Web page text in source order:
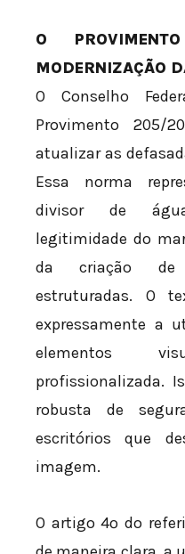
O
MODERNIZAÇÃO
O Conselho
Provimento 205/
atualizar as
Essa norma
divisor de
legitimidade do
da criação de
estruturadas. O
expressamente a
elementos
profissionalizada.
robusta de
escritórios que
imagem.
O artigo 4º do